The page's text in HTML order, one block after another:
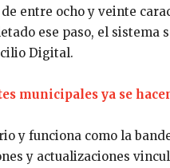
entre ocho y veinte
ese paso, el sistema
Digital.
municipales ya se
y funciona como la
y actualizaciones